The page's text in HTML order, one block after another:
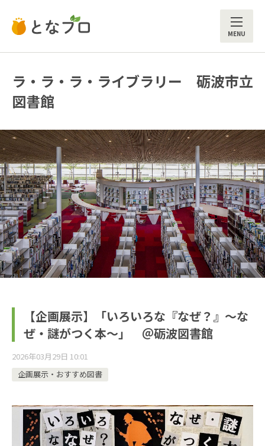
ラ・ラ・ラ・ライブラリー 砺波市立
図書館
【企画展示】「いろいろな『なぜ？』～な
ぜ・謎がつく本～」 ＠砺波図書館
2026年03月29日 10:01
企画展示・おすすめ図書